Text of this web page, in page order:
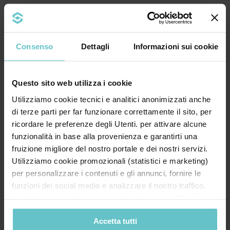
Consenso Dettagli Informazioni sui cookie
Questo sito web utilizza i cookie
Utilizziamo cookie tecnici e analitici anonimizzati anche
di terze parti per far funzionare correttamente il sito, per
ricordare le preferenze degli Utenti. per attivare alcune
funzionalità in base alla provenienza e garantirti una
fruizione migliore del nostro portale e dei nostri servizi.
Utilizziamo cookie promozionali (statistici e marketing)
per personalizzare i contenuti e gli annunci, fornire le
funzioni dei social media e analizzare il nostro traffico.
nostro sito ai nostri partner che si occupano di analisi dei
dati web, pubblicità e social media, i quali potrebbero
Accetta tutti
Con un sistema di monitoraggio
continuativo svolto dal nostro Centro Studi
siamo in grado di offrire l'elenco strutturato
delle agevolazioni finanziarie Europee,
Nazionali, Regionali, Provinciali e locali.
Guarda tutte le agevolazioni